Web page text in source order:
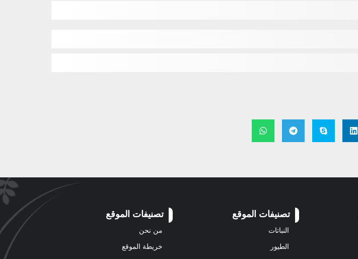
تصنيفات الموقع
النباتات
الطيور
تصنيفات الموقع
من نحن
خريطة الموقع